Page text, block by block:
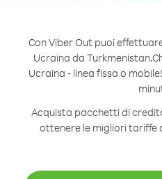
Con Viber Out puoi
Ucraina da Turkmenistan.
Ucraina - linea fissa o
Acquista pacchetti di
ottenere le migliori tariffe